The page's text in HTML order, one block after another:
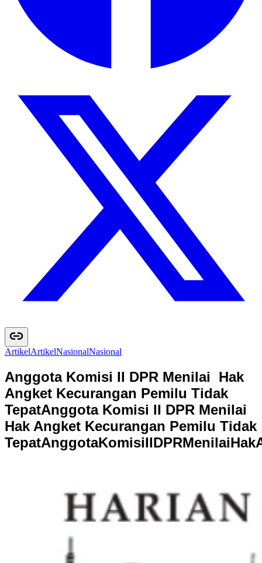
ArtikelArtikelNasionalNasional
Anggota Komisi II DPR Menilai Hak
Angket Kecurangan Pemilu Tidak
TepatAnggota Komisi II DPR Menilai
Hak Angket Kecurangan Pemilu Tidak
TepatAnggotaKomisiIIDPRMenilaiHak